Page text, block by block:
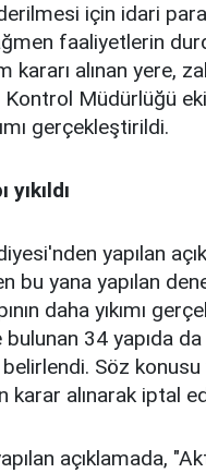
için idari
faaliyetlerin
kararı alınan yere,
Kontrol Müdürlüğü
gerçekleştirildi.
yapılan
bu yana yapılan
daha yıkımı
34 yapıda
Söz konusu
karar alınarak iptal
açıklamada,